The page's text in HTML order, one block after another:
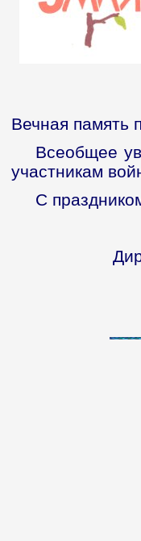
Вечная память
Всеобщее
участникам
С